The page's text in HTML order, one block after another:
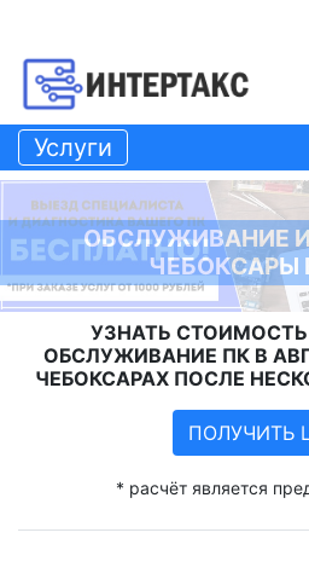
Услуги
ОБСЛУЖИВАНИЕ
ЧЕБОКСАРЫ
УЗНАТЬ
ОБСЛУЖИВАНИЕ ПК В
ЧЕБОКСАРАХ ПОСЛЕ
ПОЛУЧИТЬ
* расчёт является